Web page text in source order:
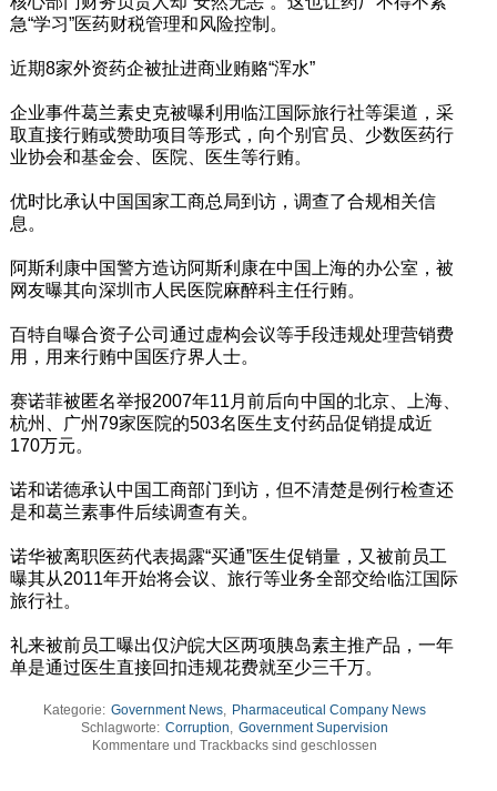
急“学习”医药财税管理和风险控制。
近期8家外资药企被扯进商业贿赂“浑水”
企业事件葛兰素史克被曝利用临江国际旅行社等渠道，采
取直接行贿或赞助项目等形式，向个别官员、少数医药行
业协会和基金会、医院、医生等行贿。
优时比承认中国国家工商总局到访，调查了合规相关信
息。
阿斯利康中国警方造访阿斯利康在中国上海的办公室，被
网友曝其向深圳市人民医院麻醉科主任行贿。
百特自曝合资子公司通过虚构会议等手段违规处理营销费
用，用来行贿中国医疗界人士。
赛诺菲被匿名举报2007年11月前后向中国的北京、上海、
杭州、广州79家医院的503名医生支付药品促销提成近
170万元。
诺和诺德承认中国工商部门到访，但不清楚是例行检查还
是和葛兰素事件后续调查有关。
诺华被离职医药代表揭露“买通”医生促销量，又被前员工
曝其从2011年开始将会议、旅行等业务全部交给临江国际
旅行社。
礼来被前员工曝出仅沪皖大区两项胰岛素主推产品，一年
单是通过医生直接回扣违规花费就至少三千万。
Kategorie: Government News
Pharmaceutical Company News
Schlagworte: Corruption
Government Supervision
Kommentare und Trackbacks sind geschlossen